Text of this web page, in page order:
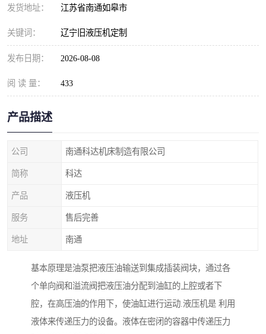
发货地址： 江苏省南通如皋市
关键词： 辽宁旧液压机定制
发布日期： 2026-08-08
阅 读 量： 433
产品描述
公司 南通科达机床制造有限公司
简称 科达
产品 液压机
服务 售后完善
地址 南通
基本原理是油泵把液压油输送到集成插装阀块，通过各
个单向阀和溢流阀把液压油分配到油缸的上腔或者下
腔，在高压油的作用下，使油缸进行运动.液压机是 利用
液体来传递压力的设备。液体在密闭的容器中传递压力